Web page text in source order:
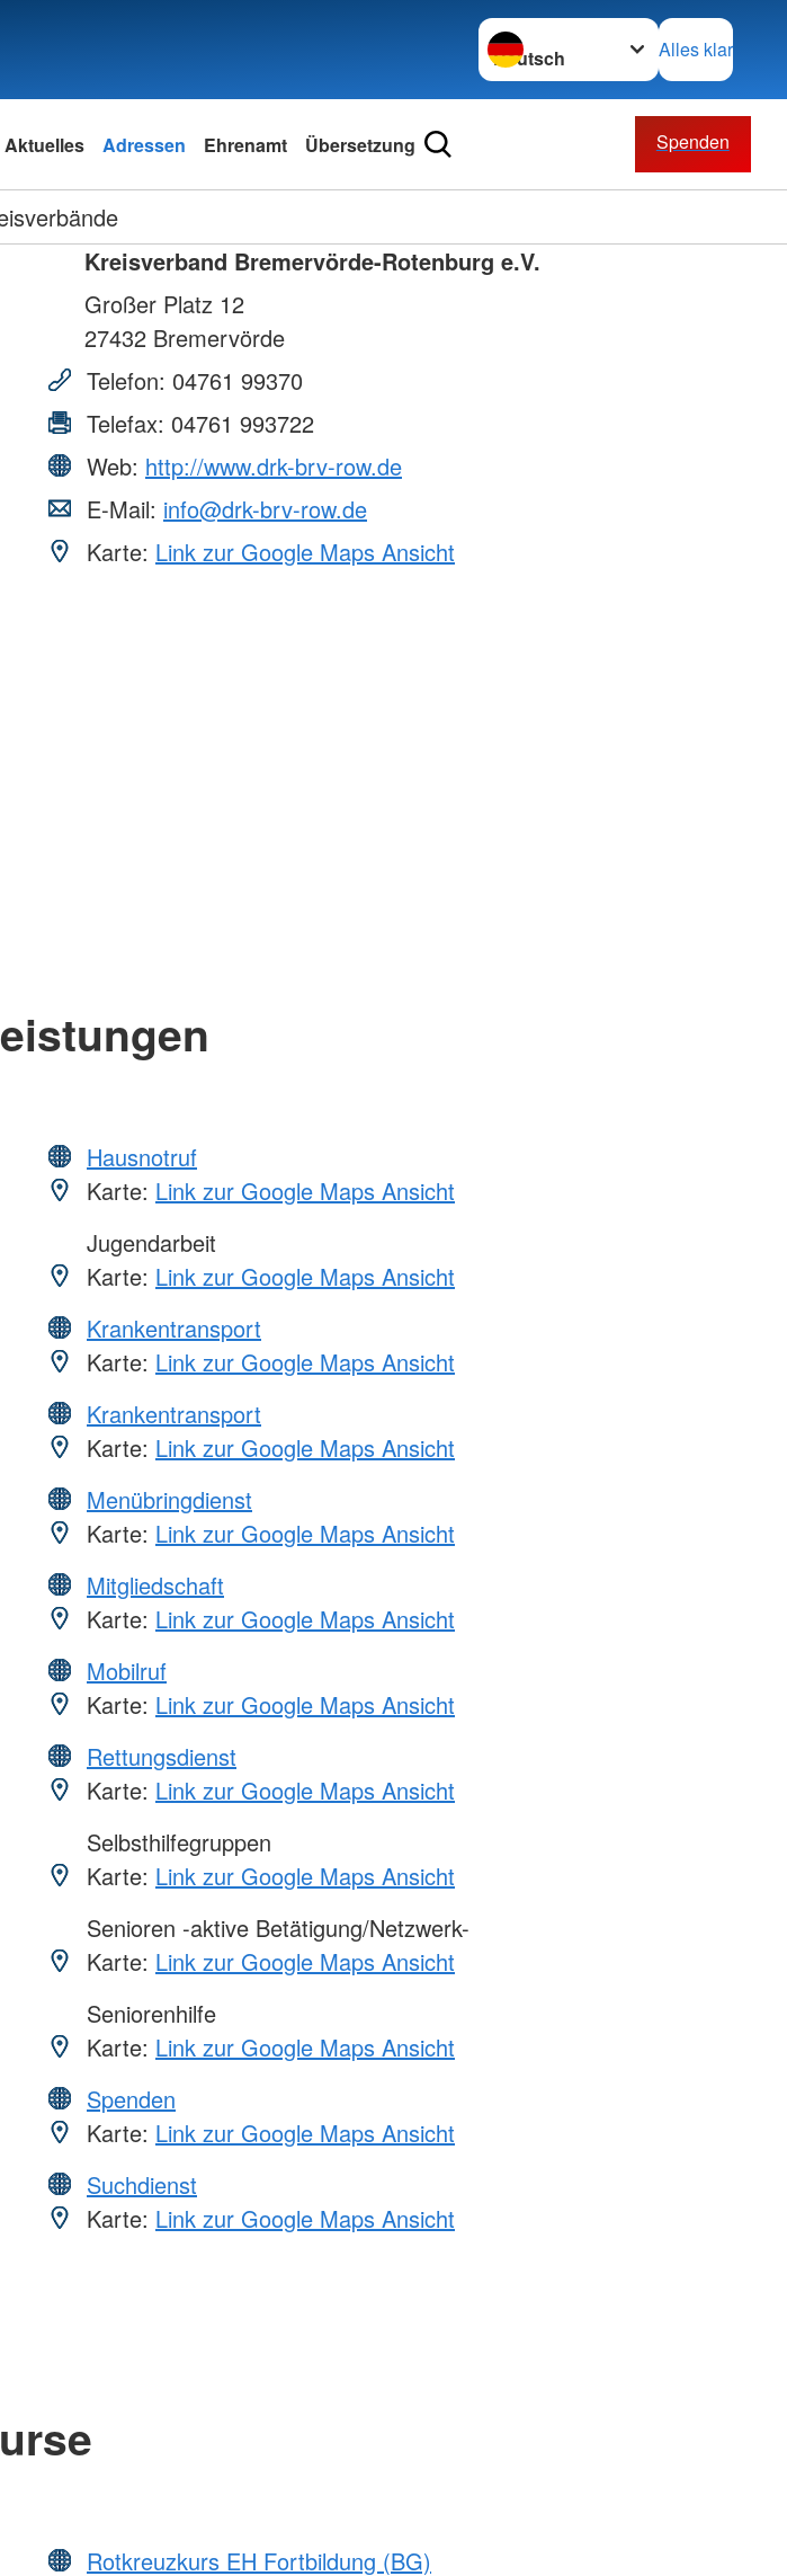
Sprache wechseln zu
Alles klar
Aktuelles Adressen Ehrenamt Übersetzung Spenden
Kreisverband Bremervörde-Rotenburg e.V.
Großer Platz 12
27432 Bremervörde
Telefon: 04761 99370
Telefax: 04761 993722
Web: http://www.drk-brv-row.de
E-Mail: info@drk-brv-row.de
Karte: Link zur Google Maps Ansicht
Hausnotruf
Karte: Link zur Google Maps Ansicht
Jugendarbeit
Karte: Link zur Google Maps Ansicht
Krankentransport
Karte: Link zur Google Maps Ansicht
Krankentransport
Karte: Link zur Google Maps Ansicht
Menübringdienst
Karte: Link zur Google Maps Ansicht
Mitgliedschaft
Karte: Link zur Google Maps Ansicht
Mobilruf
Karte: Link zur Google Maps Ansicht
Rettungsdienst
Karte: Link zur Google Maps Ansicht
Selbsthilfegruppen
Karte: Link zur Google Maps Ansicht
Senioren -aktive Betätigung/Netzwerk-
Karte: Link zur Google Maps Ansicht
Seniorenhilfe
Karte: Link zur Google Maps Ansicht
Spenden
Karte: Link zur Google Maps Ansicht
Suchdienst
Karte: Link zur Google Maps Ansicht
Rotkreuzkurs EH Fortbildung (BG)